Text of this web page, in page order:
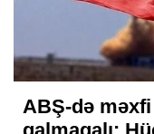
ABŞ-də